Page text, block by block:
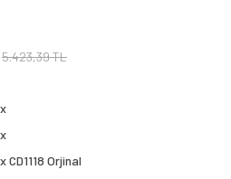
5.423,39 TL
CD1118 Orjinal